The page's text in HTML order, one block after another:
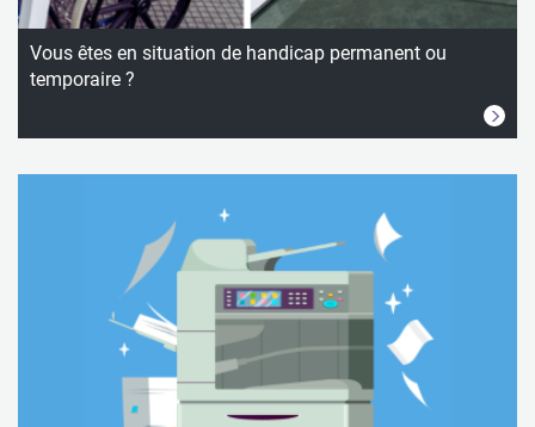
Vous êtes en situation de handicap permanent ou
temporaire ?